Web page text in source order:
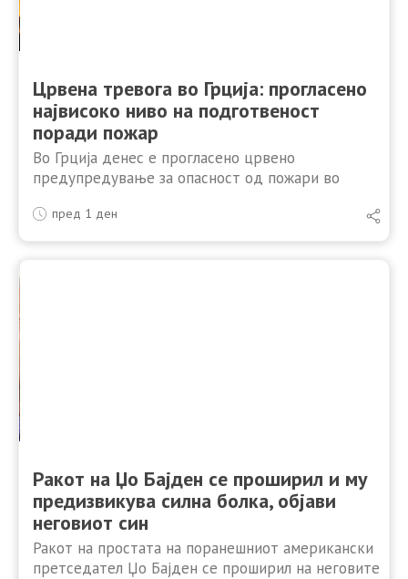
Црвена тревога во Грција: прогласено
највисоко ниво на подготвеност
поради пожар
Во Грција денес е прогласено црвено
предупредување за опасност од пожари во
надлежните служби го подигнаа нивото на
подготвеност на највисоко ниво. „Во Атика …
пред 1 ден
Ракот на Џо Бајден се проширил и му
предизвикува силна болка, објави
неговиот син
Ракот на простата на поранешниот американски
претседател Џо Бајден се проширил на неговите